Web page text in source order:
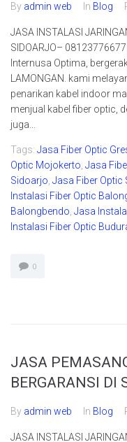
By admin web In Blog
JASA INSTALASI
SIDOARJO–
Internusa Optima,
LAMONGAN. kami
penarikan kabel indoor
menjual kabel fiber optic,
juga...
Tags: Jasa Fiber Optic
Optic Mojokerto Jasa
Sidoarjo Jasa Fiber Optic
Instalasi Fiber Optic
Balongbendo Jasa
Instalasi Fiber Optic
0
JASA
BERGARANSI DI
By admin web In Blog
JASA INSTALASI